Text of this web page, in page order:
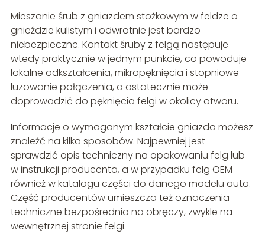
Mieszanie śrub z gniazdem stożkowym w feldze o
gnieździe kulistym i odwrotnie jest bardzo
niebezpieczne. Kontakt śruby z felgą następuje
wtedy praktycznie w jednym punkcie, co powoduje
lokalne odkształcenia, mikropęknięcia i stopniowe
luzowanie połączenia, a ostatecznie może
doprowadzić do pęknięcia felgi w okolicy otworu.
Informacje o wymaganym kształcie gniazda możesz
znaleźć na kilka sposobów. Najpewniej jest
sprawdzić opis techniczny na opakowaniu felg lub
w instrukcji producenta, a w przypadku felg OEM
również w katalogu części do danego modelu auta.
Część producentów umieszcza też oznaczenia
techniczne bezpośrednio na obręczy, zwykle na
wewnętrznej stronie felgi.